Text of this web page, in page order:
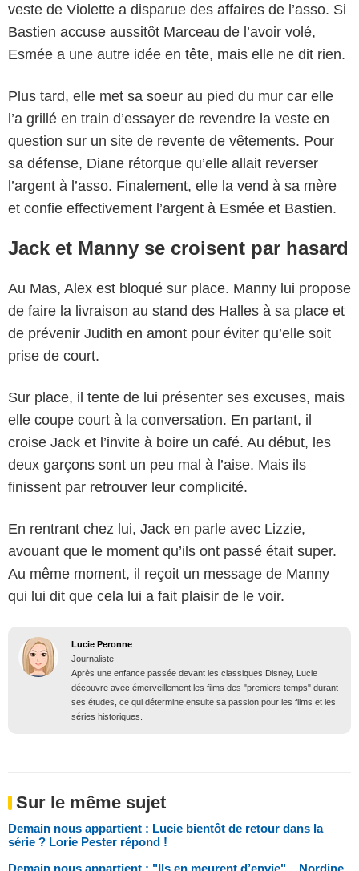
veste de Violette a disparue des affaires de l’asso. Si
Bastien accuse aussitôt Marceau de l’avoir volé,
Esmée a une autre idée en tête, mais elle ne dit rien.
Plus tard, elle met sa soeur au pied du mur car elle
l’a grillé en train d’essayer de revendre la veste en
question sur un site de revente de vêtements. Pour
sa défense, Diane rétorque qu’elle allait reverser
l’argent à l’asso. Finalement, elle la vend à sa mère
et confie effectivement l’argent à Esmée et Bastien.
Jack et Manny se croisent par hasard
Au Mas, Alex est bloqué sur place. Manny lui propose
de faire la livraison au stand des Halles à sa place et
de prévenir Judith en amont pour éviter qu’elle soit
prise de court.
Sur place, il tente de lui présenter ses excuses, mais
elle coupe court à la conversation. En partant, il
croise Jack et l’invite à boire un café. Au début, les
deux garçons sont un peu mal à l’aise. Mais ils
finissent par retrouver leur complicité.
En rentrant chez lui, Jack en parle avec Lizzie,
avouant que le moment qu’ils ont passé était super.
Au même moment, il reçoit un message de Manny
qui lui dit que cela lui a fait plaisir de le voir.
Lucie Peronne
Journaliste
Après une enfance passée devant les classiques Disney, Lucie
découvre avec émerveillement les films des "premiers temps" durant
ses études, ce qui détermine ensuite sa passion pour les films et les
séries historiques.
Sur le même sujet
Demain nous appartient : Lucie bientôt de retour dans la
série ? Lorie Pester répond !
Demain nous appartient : "Ils en meurent d’envie"... Nordine